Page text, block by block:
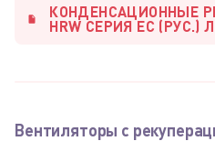
КОНДЕНСАЦИОННЫЕ
HRW СЕРИЯ EC (РУС.)
Вентиляторы с